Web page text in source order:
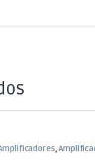
,